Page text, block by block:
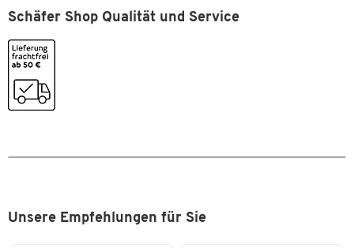
Schäfer Shop Qualität und Service
Unsere Empfehlungen für Sie